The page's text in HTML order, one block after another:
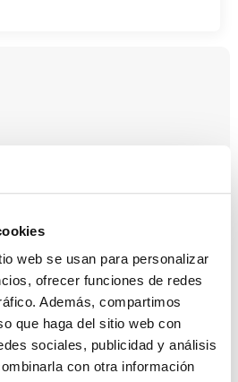
web se usan para personalizar
ofrecer funciones de redes
Además, compartimos
que haga del sitio web con
sociales, publicidad y análisis
con otra información
500 g :: Botella
plástico